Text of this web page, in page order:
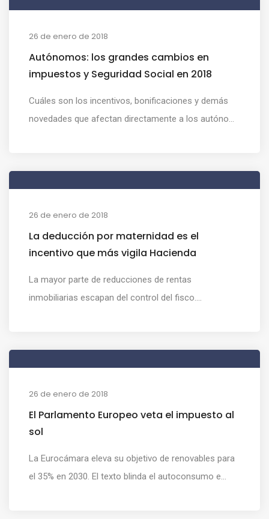
26 de enero de 2018
Autónomos: los grandes cambios en
impuestos y Seguridad Social en 2018
Cuáles son los incentivos, bonificaciones y demás
novedades que afectan directamente a los autóno...
26 de enero de 2018
La deducción por maternidad es el
incentivo que más vigila Hacienda
La mayor parte de reducciones de rentas
inmobiliarias escapan del control del fisco....
26 de enero de 2018
El Parlamento Europeo veta el impuesto al
sol
La Eurocámara eleva su objetivo de renovables para
el 35% en 2030. El texto blinda el autoconsumo e...